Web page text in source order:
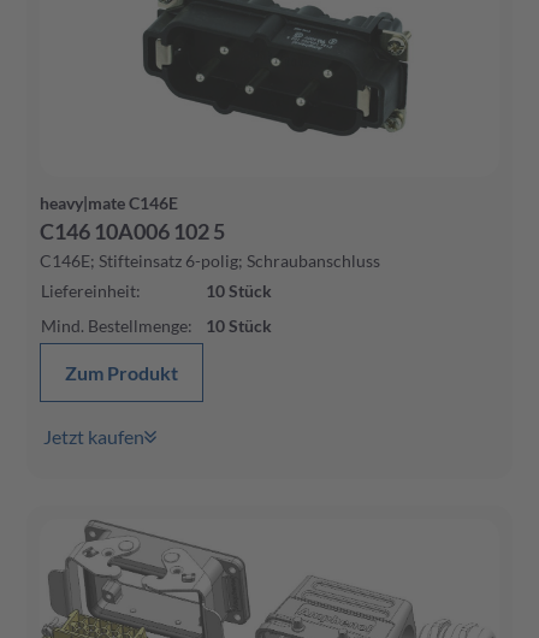
heavy|mate C146E
C146 10A006 102 5
C146E; Stifteinsatz 6-polig; Schraubanschluss
Liefereinheit: 10Stück
Mind. Bestellmenge: 10Stück
Zum Produkt
Jetzt kaufen